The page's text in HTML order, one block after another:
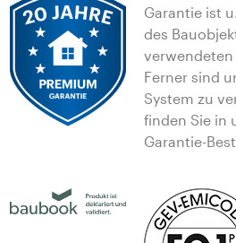
Garantie ist
des
verwendeten
Ferner sind
System zu
finden Sie in
Garantie-